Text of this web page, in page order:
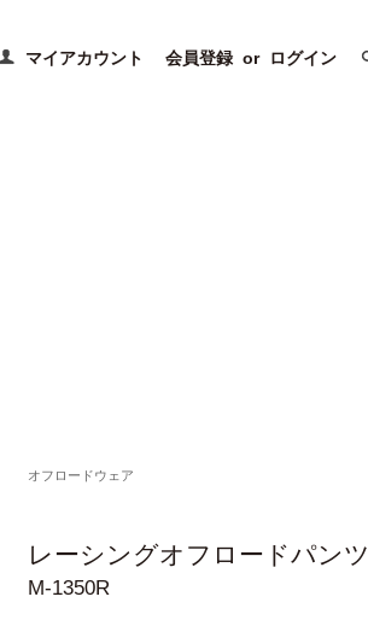
マイアカウント 会員登録 or ログイン
オフロードウェア
レーシングオフロードパンツ
M-1350R